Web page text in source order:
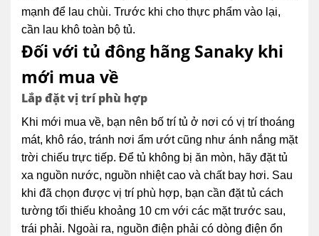
mạnh để lau chùi. Trước khi cho thực phẩm vào lại,
cần lau khô toàn bộ tủ.
Đối với tủ đông hãng Sanaky khi
mới mua về
Lắp đặt vị trí phù hợp
Khi mới mua về, bạn nên bố trí tủ ở nơi có vị trí thoáng
mát, khô ráo, tránh nơi ẩm ướt cũng như ánh nắng mặt
trời chiếu trực tiếp. Để tủ không bị ăn mòn, hãy đặt tủ
xa nguồn nước, nguồn nhiệt cao và chất bay hơi. Sau
khi đã chọn được vị trí phù hợp, bạn cần đặt tủ cách
tường tối thiếu khoảng 10 cm với các mặt trước sau,
trái phải. Ngoài ra, nguồn điện phải có dòng điện ổn